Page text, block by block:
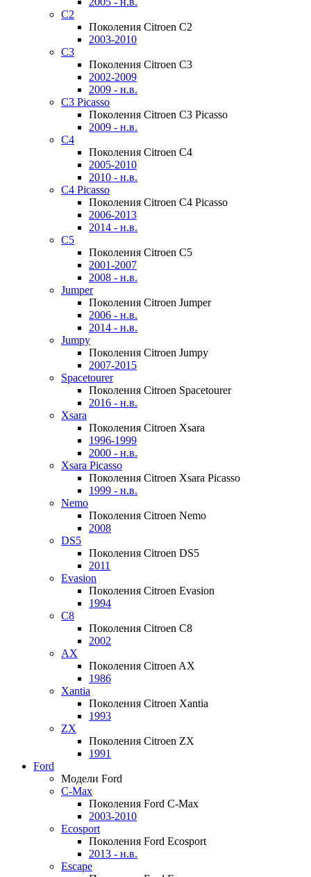
C2
Поколения Citroen C2
2003-2010
C3
Поколения Citroen C3
2002-2009
2009 - н.в.
C3 Picasso
Поколения Citroen C3 Picasso
2009 - н.в.
C4
Поколения Citroen C4
2005-2010
2010 - н.в.
C4 Picasso
Поколения Citroen C4 Picasso
2006-2013
2014 - н.в.
C5
Поколения Citroen C5
2001-2007
2008 - н.в.
Jumper
Поколения Citroen Jumper
2006 - н.в.
2014 - н.в.
Jumpy
Поколения Citroen Jumpy
2007-2015
Spacetourer
Поколения Citroen Spacetourer
2016 - н.в.
Xsara
Поколения Citroen Xsara
1996-1999
2000 - н.в.
Xsara Picasso
Поколения Citroen Xsara Picasso
1999 - н.в.
Nemo
Поколения Citroen Nemo
2008
DS5
Поколения Citroen DS5
2011
Evasion
Поколения Citroen Evasion
1994
C8
Поколения Citroen C8
2002
AX
Поколения Citroen AX
1986
Xantia
Поколения Citroen Xantia
1993
ZX
Поколения Citroen ZX
1991
Ford
Модели Ford
C-Max
Поколения Ford C-Max
2003-2010
Ecosport
Поколения Ford Ecosport
2013 - н.в.
Escape